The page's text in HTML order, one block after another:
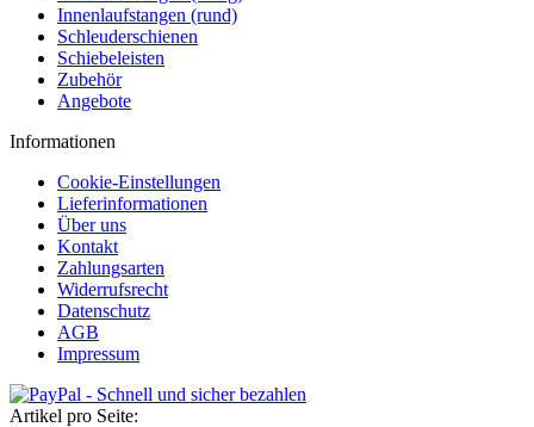
Innenlaufstangen (rund)
Schleuderschienen
Schiebeleisten
Zubehör
Angebote
Informationen
Cookie-Einstellungen
Lieferinformationen
Über uns
Kontakt
Zahlungsarten
Widerrufsrecht
Datenschutz
AGB
Impressum
Artikel pro Seite: